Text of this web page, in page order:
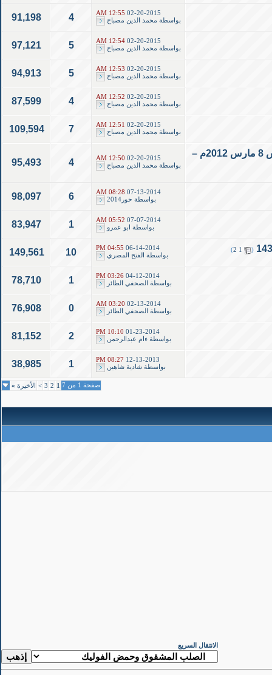
02-20-2015
12:55 AM
بواسطة محمد الدين مصباح 4
91,198
02-20-2015
12:54 AM
بواسطة محمد الدين مصباح 5
97,121
02-20-2015
12:53 AM
بواسطة محمد الدين مصباح 5
94,913
02-20-2015
12:52 AM
بواسطة محمد الدين مصباح 4
87,599
02-20-2015
12:51 AM
بواسطة محمد الدين مصباح 7
109,594
اليوم التوعوي الترفيهي المفتوح الرابع لمرضى الصلب المشقوق- الخميس 8 مارس 2012م – 02-20-2015
12:50 AM
بواسطة محمد الدين مصباح 4
95,493
07-13-2014
08:28 AM
بواسطة حور2014 6
98,097
07-07-2014
05:52 AM
بواسطة
ابو عمرو 1
83,947
(
1
2
)
06-14-2014
04:55 PM
بواسطة
الفتح المصري 10
149,561
04-12-2014
03:26 PM
بواسطة
الصحفي الطائر 1
78,710
02-13-2014
03:20 AM
بواسطة
الصحفي الطائر 0
76,908
01-23-2014
10:10 PM
بواسطة ءام عبدالرحمن 2
81,152
12-13-2013
08:27 PM
بواسطة شادية شاهين 1
38,985
صفحة 1 من 7 1
2
3
> الأخيرة »
الانتقال السريع